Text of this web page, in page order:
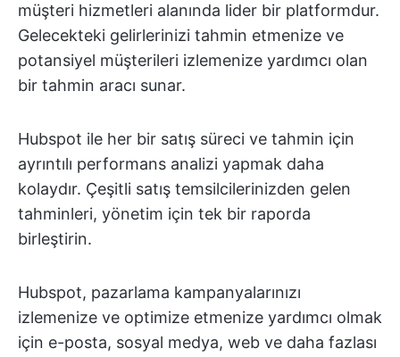
müşteri hizmetleri alanında lider bir platformdur.
Gelecekteki gelirlerinizi tahmin etmenize ve
potansiyel müşterileri izlemenize yardımcı olan
bir tahmin aracı sunar.
Hubspot ile her bir satış süreci ve tahmin için
ayrıntılı performans analizi yapmak daha
kolaydır. Çeşitli satış temsilcilerinizden gelen
tahminleri, yönetim için tek bir raporda
birleştirin.
Hubspot, pazarlama kampanyalarınızı
izlemenize ve optimize etmenize yardımcı olmak
için e-posta, sosyal medya, web ve daha fazlası